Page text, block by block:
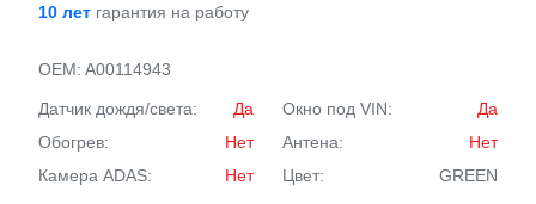
10 лет гарантия на работу
OEM: A00114943
Датчик дождя/света: Да Окно под VIN:
Да
Обогрев:
Нет Антена:
Нет
Камера ADAS:
Нет Цвет: GREEN